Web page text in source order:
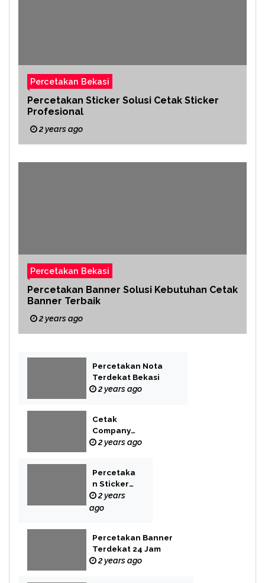
Percetakan Bekasi
Percetakan Sticker Solusi Cetak Sticker
Profesional
2 years ago
Percetakan Bekasi
Percetakan Banner Solusi Kebutuhan Cetak
Banner Terbaik
2 years ago
Percetakan Nota
Terdekat Bekasi
2 years ago
Cetak
Company
Profile Bekasi
2 years ago
Percetaka
n Sticker
Label
2 years
ago
Percetakan Banner
Terdekat 24 Jam
2 years ago